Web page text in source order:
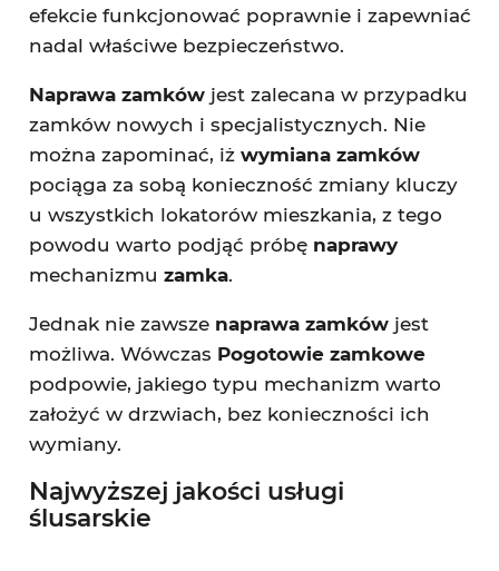
efekcie funkcjonować poprawnie i zapewniać
nadal właściwe bezpieczeństwo.
Naprawa zamków jest zalecana w przypadku
zamków nowych i specjalistycznych. Nie
można zapominać, iż wymiana zamków
pociąga za sobą konieczność zmiany kluczy
u wszystkich lokatorów mieszkania, z tego
powodu warto podjąć próbę naprawy
mechanizmu zamka.
Jednak nie zawsze naprawa zamków jest
możliwa. Wówczas Pogotowie zamkowe
podpowie, jakiego typu mechanizm warto
założyć w drzwiach, bez konieczności ich
wymiany.
Najwyższej jakości usługi
ślusarskie